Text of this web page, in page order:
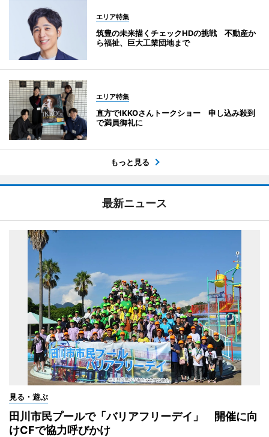
エリア特集
筑豊の未来描くチェックHDの挑戦 不動産か
ら福祉、巨大工業団地まで
エリア特集
直方でIKKOさんトークショー 申し込み殺到
で満員御礼に
もっと見る
最新ニュース
見る・遊ぶ
田川市民プールで「バリアフリーデイ」 開催に向
けCFで協力呼びかけ